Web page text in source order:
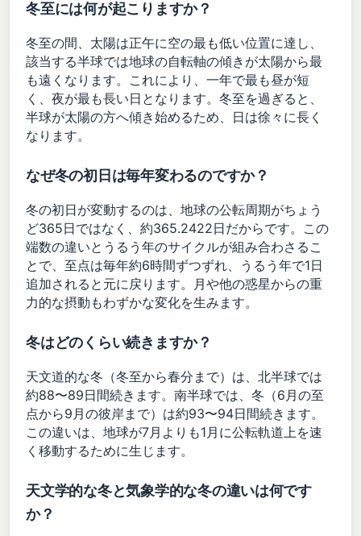
冬至には何が起こりますか？
冬至の間、太陽は正午に空の最も低い位置に達し、
該当する半球では地球の自転軸の傾きが太陽から最
も遠くなります。これにより、一年で最も昼が短
く、夜が最も長い日となります。冬至を過ぎると、
半球が太陽の方へ傾き始めるため、日は徐々に長く
なります。
なぜ冬の初日は毎年変わるのですか？
冬の初日が変動するのは、地球の公転周期がちょう
ど365日ではなく、約365.2422日だからです。この
端数の違いとうるう年のサイクルが組み合わさるこ
とで、至点は毎年約6時間ずつずれ、うるう年で1日
追加されると元に戻ります。月や他の惑星からの重
力的な摂動もわずかな変化を生みます。
冬はどのくらい続きますか？
天文道的な冬（冬至から春分まで）は、北半球では
約88〜89日間続きます。南半球では、冬（6月の至
点から9月の彼岸まで）は約93〜94日間続きます。
この違いは、地球が7月よりも1月に公転軌道上を速
く移動するために生じます。
天文学的な冬と気象学的な冬の違いは何です
か？